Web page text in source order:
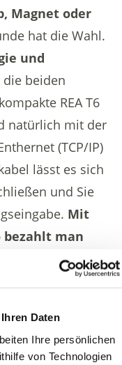
Daten
Ihre persönlichen
von Technologien
Magnet oder
hat die Wahl.
und
die beiden
REA T6
natürlich mit der
(TCP/IP)
lässt es sich
und Sie
Mit
bezahlt man
News Alt/img-